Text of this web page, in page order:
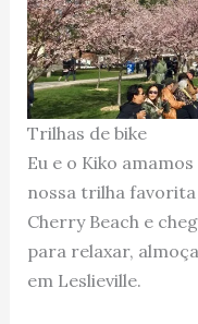
Trilhas de bike
Eu e o Kiko
nossa trilha
Cherry Beach e
para relaxar,
em Leslieville.